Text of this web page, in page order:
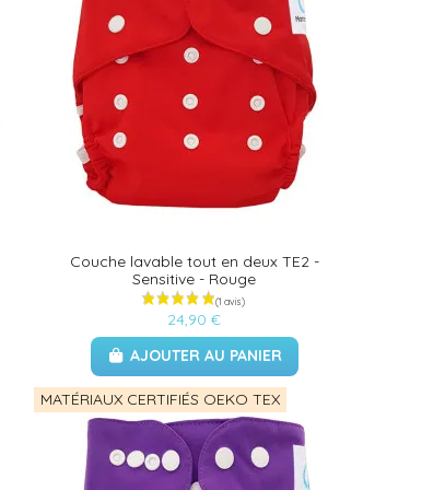
Couche lavable tout en deux TE2 -
Sensitive - Rouge
24,90 €
AJOUTER AU PANIER
MATÉRIAUX CERTIFIÉS OEKO TEX